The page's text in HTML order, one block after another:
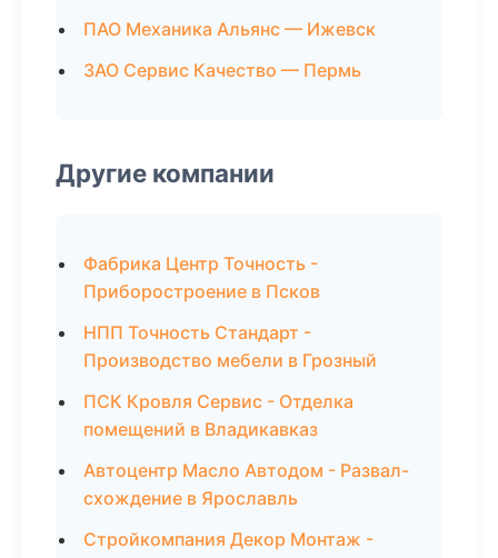
ПАО Механика Альянс — Ижевск
ЗАО Сервис Качество — Пермь
Другие компании
Фабрика Центр Точность -
Приборостроение в Псков
НПП Точность Стандарт -
Производство мебели в Грозный
ПСК Кровля Сервис - Отделка
помещений в Владикавказ
Автоцентр Масло Автодом - Развал-
схождение в Ярославль
Стройкомпания Декор Монтаж -